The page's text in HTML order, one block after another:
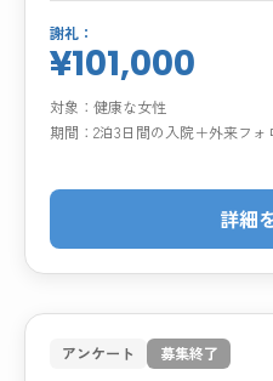
謝礼：
¥101,000
対象：健康な女性
期間：2泊3日間の入院＋外来フォ
詳細
アンケート 募集終了